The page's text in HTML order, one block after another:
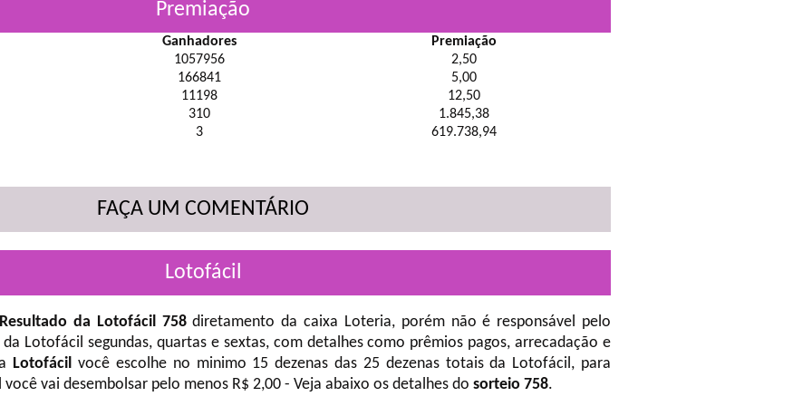
Premiação
Ganhadores
Premiação
1057956
2,50
166841
5,00
11198
12,50
310
1.845,38
3
619.738,94
FAÇA UM COMENTÁRIO
Lotofácil
Resultado da Lotofácil 758diretamento da caixa Loteria, porém não é responsável pelo
da Lotofácil segundas, quartas e sextas, com detalhes como prêmios pagos, arrecadação e
Lotofácil você escolhe no minimo 15 dezenas das 25 dezenas totais da Lotofácil, para
vai desembolsar pelo menos R$ 2,00 - Veja abaixo os detalhes do sorteio 758.